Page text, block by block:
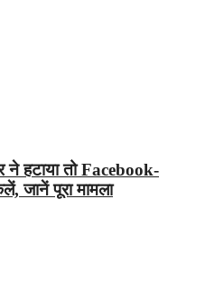
हटाया तो Facebook-
जानें पूरा मामला